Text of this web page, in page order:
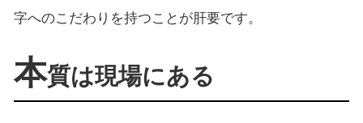
字へのこだわりを持つことが肝要です。
本質は現場にある